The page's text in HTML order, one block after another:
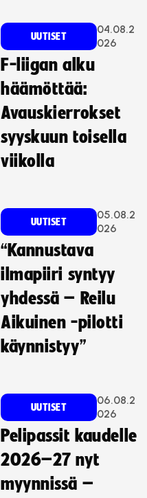
UUTISET
04.08.2
026
F-liigan alku
häämöttää:
Avauskierrokset
syyskuun toisella
viikolla
UUTISET
05.08.2
026
“Kannustava
ilmapiiri syntyy
yhdessä – Reilu
Aikuinen -pilotti
käynnistyy”
UUTISET
06.08.2
026
Pelipassit kaudelle
2026–27 nyt
myynnissä –